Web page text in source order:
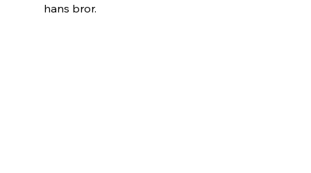
hans bror.